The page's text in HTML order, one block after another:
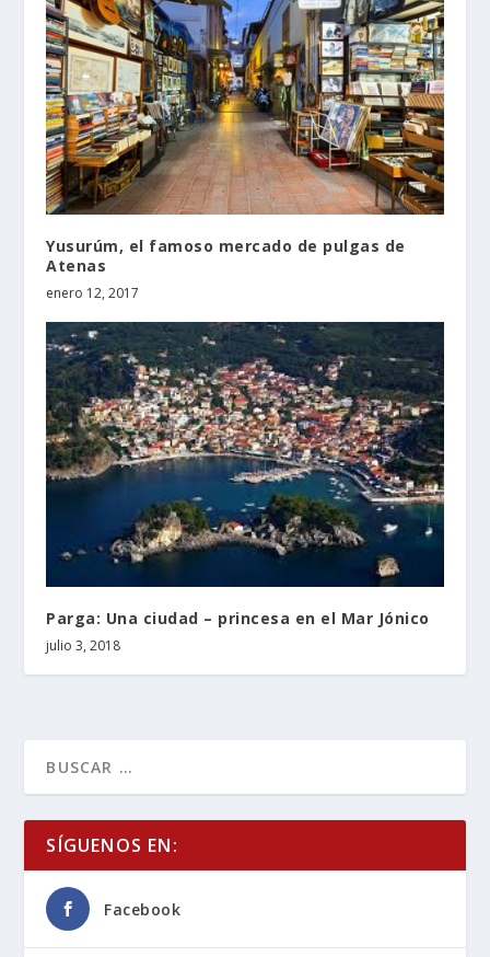
Yusurúm, el famoso mercado de pulgas de
Atenas
enero 12, 2017
Parga: Una ciudad – princesa en el Mar Jónico
julio 3, 2018
SÍGUENOS EN:
Facebook